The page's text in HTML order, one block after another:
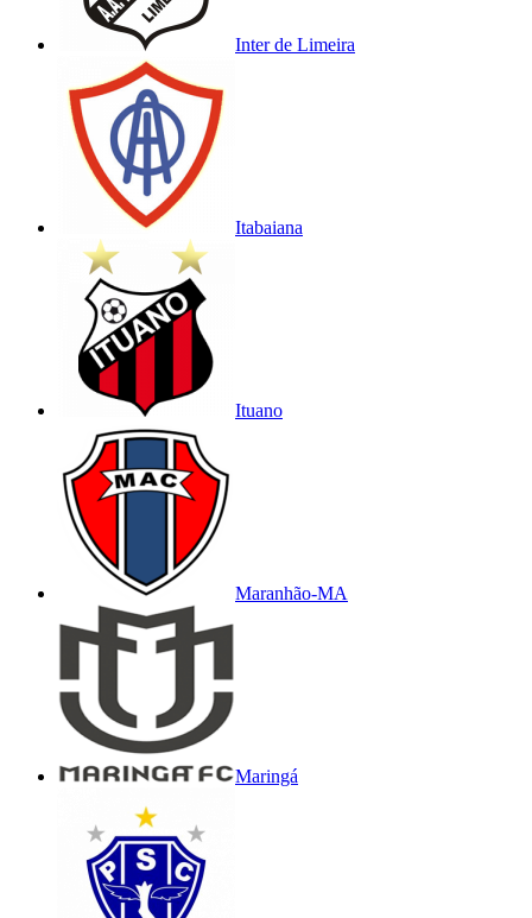
Inter de Limeira
Itabaiana
Ituano
Maranhão-MA
Maringá